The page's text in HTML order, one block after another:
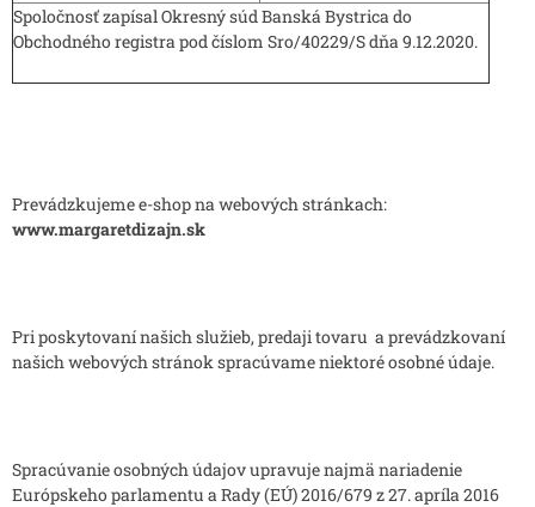
Spoločnosť zapísal Okresný súd Banská Bystrica do
Obchodného registra pod číslom Sro/40229/S dňa 9.12.2020.
Prevádzkujeme e-shop na webových stránkach:
www.margaretdizajn.sk
Pri poskytovaní našich služieb, predaji tovaru a prevádzkovaní
našich webových stránok spracúvame niektoré osobné údaje.
Spracúvanie osobných údajov upravuje najmä nariadenie
Európskeho parlamentu a Rady (EÚ) 2016/679 z 27. apríla 2016